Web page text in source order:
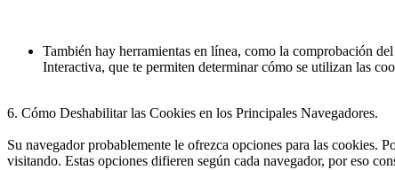
También hay herramientas en línea, como la comprobación
Interactiva, que te permiten determinar cómo se utilizan las
6. Cómo Deshabilitar las Cookies en los Principales Navegadores.
Su navegador probablemente le ofrezca opciones para las cookies.
visitando. Estas opciones difieren según cada navegador, por eso